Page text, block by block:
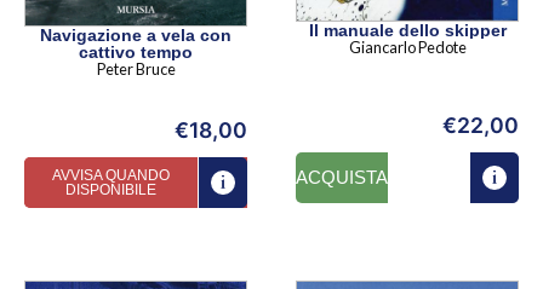
Navigazione a vela con
cattivo tempo
Peter Bruce
€18,00
AVVISA QUANDO
DISPONIBILE
Il manuale dello skipper
Giancarlo Pedote
€22,00
ACQUISTA